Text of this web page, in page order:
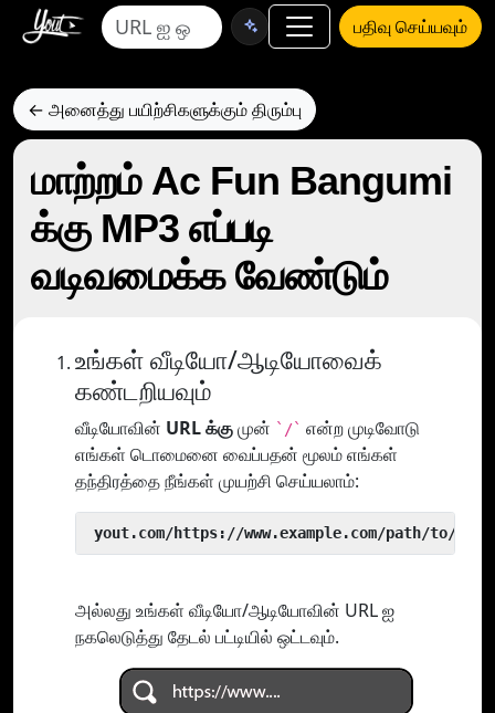
பதிவு செய்யவும்
← அனைத்து பயிற்சிகளுக்கும் திரும்பு
மாற்றம் Ac Fun Bangumi
க்கு MP3 எப்படி
வடிவமைக்க வேண்டும்
உங்கள் வீடியோ/ஆடியோவைக்
கண்டறியவும்
வீடியோவின் URL க்குமுன் `/` என்ற முடிவோடு
எங்கள் டொமைனை வைப்பதன் மூலம் எங்கள்
தந்திரத்தை நீங்கள் முயற்சி செய்யலாம்:
yout.com/https://www.example.com/path/to/
அல்லது உங்கள் வீடியோ/ஆடியோவின் URL ஐ
நகலெடுத்து தேடல் பட்டியில் ஒட்டவும்.